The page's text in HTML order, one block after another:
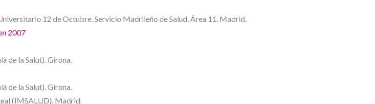
12 de Octubre. Servicio Madrileño de Salud. Área 11. Madrid.
2007
de la Salut). Girona.
de la Salut). Girona.
(IMSALUD). Madrid.